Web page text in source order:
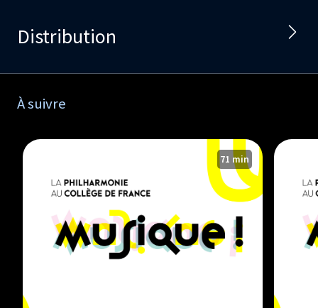
Distribution
À suivre
71 min